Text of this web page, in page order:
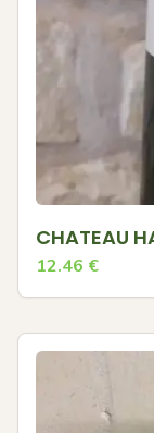
CHATEAU
12.46 €